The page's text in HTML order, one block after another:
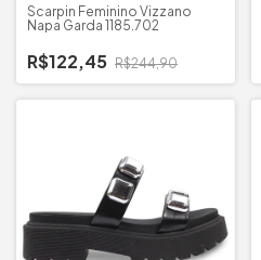
Scarpin Feminino Vizzano
Napa Garda 1185.702
R$122,45 R$244,90